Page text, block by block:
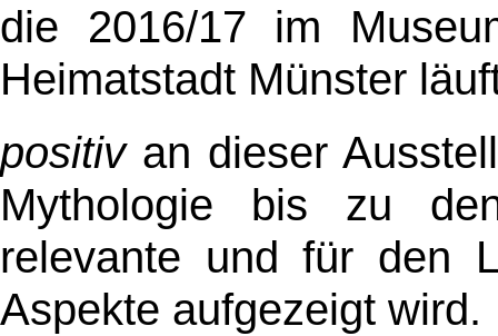
die 2016/17 im
Heimatstadt Münster
positivan dieser
Mythologie bis zu
relevante und für den
Aspekte aufgezeigt wird.